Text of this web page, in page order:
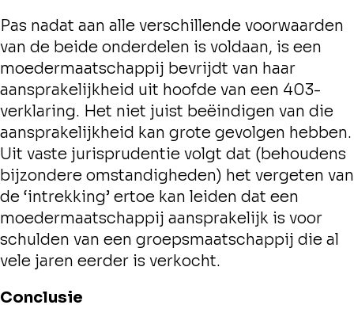
Pas nadat aan alle verschillende voorwaarden
van de beide onderdelen is voldaan, is een
moedermaatschappij bevrijdt van haar
aansprakelijkheid uit hoofde van een 403-
verklaring. Het niet juist beëindigen van die
aansprakelijkheid kan grote gevolgen hebben.
Uit vaste jurisprudentie volgt dat (behoudens
bijzondere omstandigheden) het vergeten van
de ‘intrekking’ ertoe kan leiden dat een
moedermaatschappij aansprakelijk is voor
schulden van een groepsmaatschappij die al
vele jaren eerder is verkocht.
Conclusie